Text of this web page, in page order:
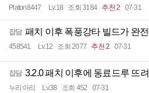
Platon8447 Lv.18 조회 3184 추천 2 07-31
잡담 패치 이후 폭풍강타 빌드가 완
458541 Lv.12 조회 2077 추천 2 07-31
잡담 3.2.0 패치 이후에 동료드루 뜨
누리아리 Lv.38 조회 452 07-31